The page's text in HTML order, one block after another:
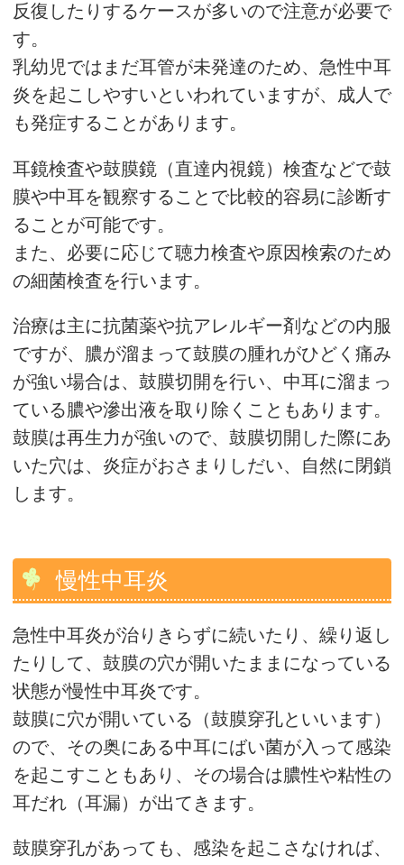
反復したりするケースが多いので注意が必要で
す。
乳幼児ではまだ耳管が未発達のため、急性中耳
炎を起こしやすいといわれていますが、成人で
も発症することがあります。
耳鏡検査や鼓膜鏡（直達内視鏡）検査などで鼓
膜や中耳を観察することで比較的容易に診断す
ることが可能です。
また、必要に応じて聴力検査や原因検索のため
の細菌検査を行います。
治療は主に抗菌薬や抗アレルギー剤などの内服
ですが、膿が溜まって鼓膜の腫れがひどく痛み
が強い場合は、鼓膜切開を行い、中耳に溜まっ
ている膿や滲出液を取り除くこともあります。
鼓膜は再生力が強いので、鼓膜切開した際にあ
いた穴は、炎症がおさまりしだい、自然に閉鎖
します。
慢性中耳炎
急性中耳炎が治りきらずに続いたり、繰り返し
たりして、鼓膜の穴が開いたままになっている
状態が慢性中耳炎です。
鼓膜に穴が開いている（鼓膜穿孔といいます）
ので、その奥にある中耳にばい菌が入って感染
を起こすこともあり、その場合は膿性や粘性の
耳だれ（耳漏）が出てきます。
鼓膜穿孔があっても、感染を起こさなければ、